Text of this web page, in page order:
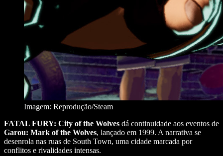
Imagem: Reprodução/Steam
FATAL FURY: City of the Wolves dá continuidade aos eventos de
Garou: Mark of the Wolves, lançado em 1999. A narrativa se
desenrola nas ruas de South Town, uma cidade marcada por
conflitos e rivalidades intensas.